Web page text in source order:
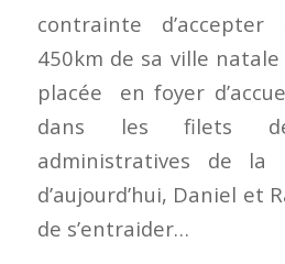
contrainte
450km de sa ville
placée en foyer
dans les filets
administratives de la
d’aujourd’hui, Daniel et
de s’entraider…